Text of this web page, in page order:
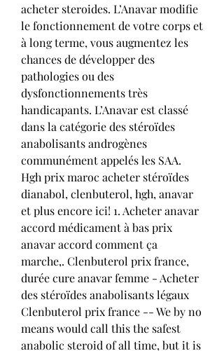
acheter steroides. L’Anavar modifie
le fonctionnement de votre corps et
à long terme, vous augmentez les
chances de développer des
pathologies ou des
dysfonctionnements très
handicapants. L’Anavar est classé
dans la catégorie des stéroïdes
anabolisants androgènes
communément appelés les SAA.
Hgh prix maroc acheter stéroïdes
dianabol, clenbuterol, hgh, anavar
et plus encore ici! 1. Acheter anavar
accord médicament à bas prix
anavar accord comment ça
marche,. Clenbuterol prix france,
durée cure anavar femme - Acheter
des stéroïdes anabolisants légaux
Clenbuterol prix france -- We by no
means would call this the safest
anabolic steroid of all time, but it is